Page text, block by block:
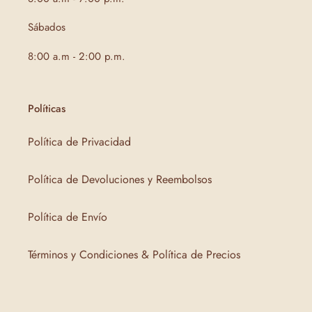
Sábados
8:00 a.m - 2:00 p.m.
Políticas
Política de Privacidad
Política de Devoluciones y Reembolsos
Política de Envío
Términos y Condiciones & Política de Precios